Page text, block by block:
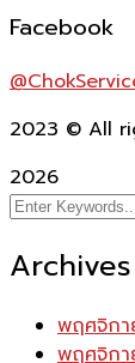
Facebook
2023 © All
2026
Archives
พฤศจิก
พฤศจิก